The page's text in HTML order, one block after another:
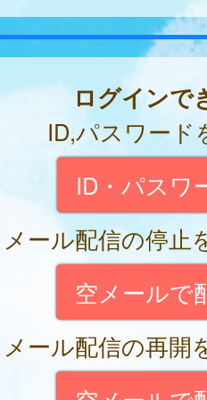
ログインで
ID,パスワード
ID・パスワ
メール配信の停止
空メールで
メール配信の再開